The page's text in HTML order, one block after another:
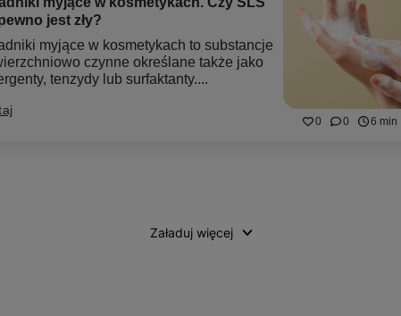
0 0 6 min
jest zły?
myjące w kosmetykach to substancje
czynne określane także jako
tenzydy lub surfaktanty....
Załaduj więcej